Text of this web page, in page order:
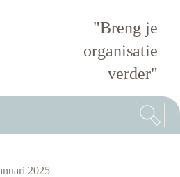
"Breng je
organisatie
verder"
2025